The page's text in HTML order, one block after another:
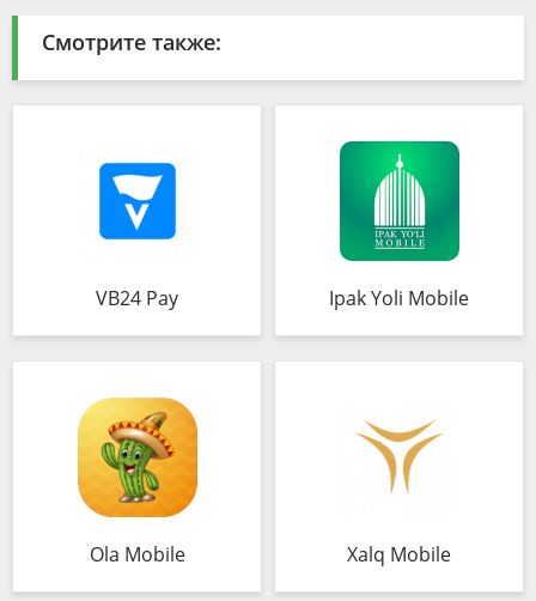
Смотрите также:
VB24 Pay Ipak Yoli Mobile
Ola Mobile Xalq Mobile